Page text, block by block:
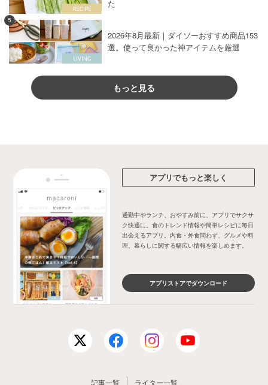
た
5
2026年8月最新｜ダイソーおすすめ商品153
選。使って良かった神アイテムを厳選
もっと見る
アプリでもっと楽しく
通勤中やランチ、おやすみ前に、アプリでサクサ
ク快適に。食のトレンド情報や簡単レシピに毎日
出会えるアプリ。内食・外食問わず、グルメや料
理、暮らしに関する幅広い情報を楽しめます。
アプリストアでダウンロード
記事一覧 ライター一覧